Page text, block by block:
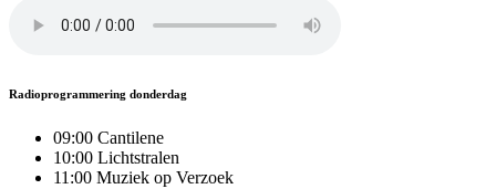
Radioprogrammering donderdag
09:00 Cantilene
10:00 Lichtstralen
11:00 Muziek op Verzoek